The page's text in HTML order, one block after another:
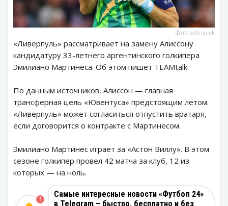
Фото: avfc.co.uk
«Ливерпуль» рассматривает на замену Алиссону
кандидатуру 33-летнего аргентинского голкипера
Эмилиано Мартинеса. Об этом пишет TEAMtalk.
По данным источников, Алиссон — главная
трансферная цель «Ювентуса» предстоящим летом.
«Ливерпуль» может согласиться отпустить вратаря,
если договорится о контракте с Мартинесом.
Эмилиано Мартинес играет за «Астон Виллу». В этом
сезоне голкипер провел 42 матча за клуб, 12 из
которых — на ноль.
Самые интересные новости «Футбол 24»
в Telegram – быстро, бесплатно и без
1